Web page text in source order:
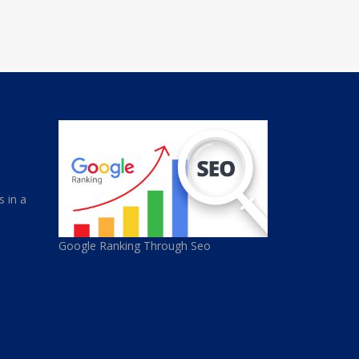
in a
Google Ranking Through Seo